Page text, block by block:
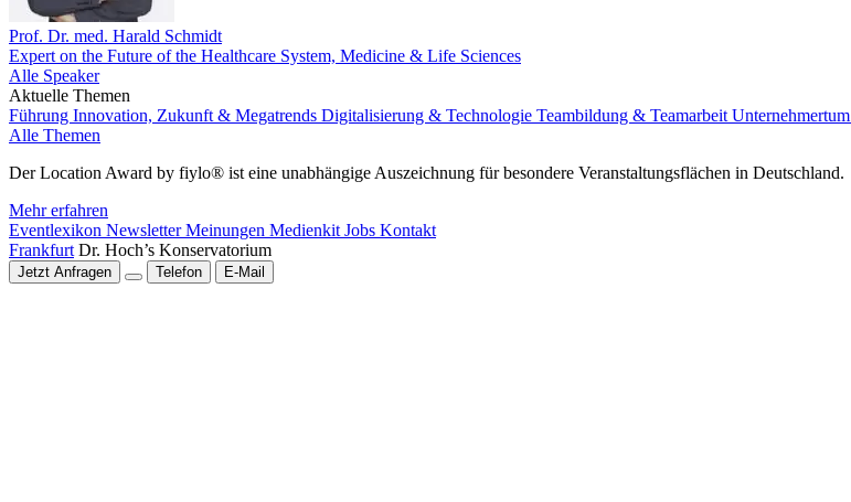
Prof. Dr. med. Harald Schmidt
Expert on the Future of the Healthcare System, Medicine & Life Sciences
Alle Speaker
Aktuelle Themen
Führung Innovation, Zukunft & Megatrends Digitalisierung & Technologie Teambildung & Teamarbeit Unternehmertum
Alle Themen
Der Location Award by fiylo® ist eine unabhängige Auszeichnung für besondere Veranstaltungsflächen in Deutschland.
Mehr erfahren
Eventlexikon NewsletterMeinungen Medienkit Jobs Kontakt
Frankfurt Dr. Hoch’s Konservatorium
Jetzt Anfragen Telefon E-Mail